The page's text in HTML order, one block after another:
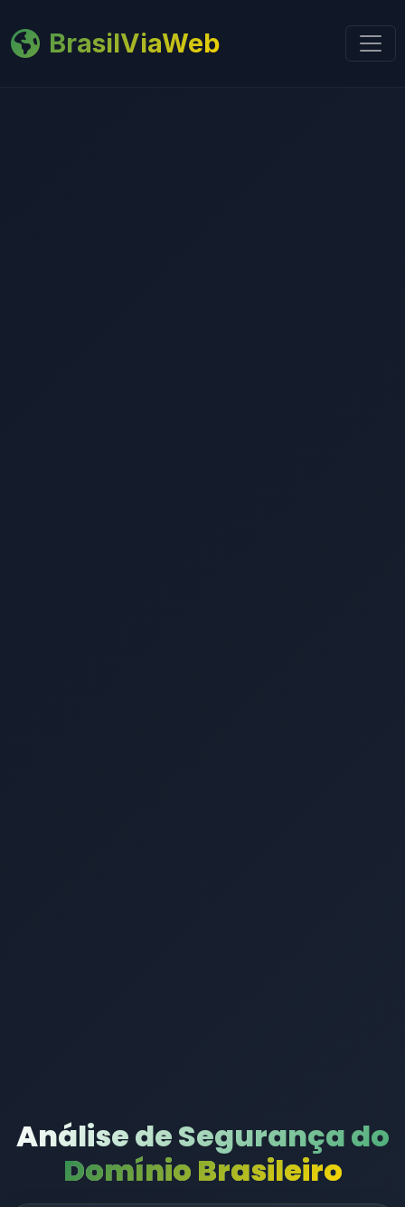
BrasilViaWeb
Análise de Segurança do
Domínio Brasileiro